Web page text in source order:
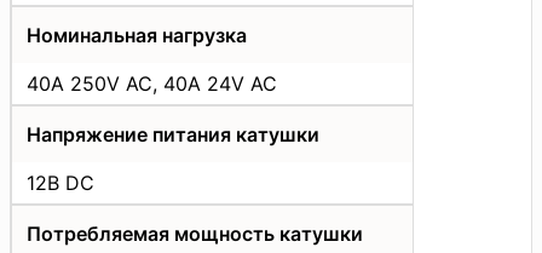
Номинальная нагрузка
40A 250V AC, 40A 24V AC
Напряжение питания катушки
12В DC
Потребляемая мощность катушки